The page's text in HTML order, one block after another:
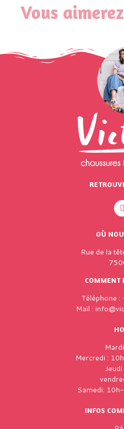
Vous
OÙ
Rue de la
COMMENT
Téléphone
Mail :
Mercredi :
Samedi:
INFOS